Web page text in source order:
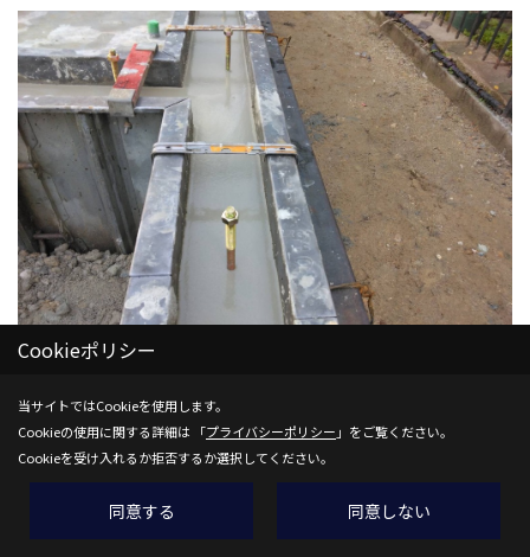
天端レベラー状況です💕
養生をして作業は、終了致します💕
本日も有難うございました♪
Cookieポリシー
当サイトではCookieを使用します。
Cookieの使用に関する詳細は 「プライバシーポリシー 」をご覧ください。
Cookieを受け入れるか拒否するか選択してください。
同意する 同意しない